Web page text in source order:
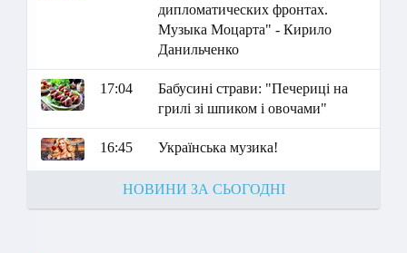
дипломатических фронтах.
Музыка Моцарта" - Кирило
Данильченко
17:04
Бабусині страви: "Печериці на
грилі зі шпиком і овочами"
16:45 Українська музика!
НОВИНИ ЗА СЬОГОДНІ